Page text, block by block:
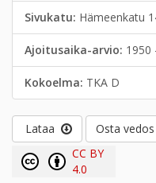
Sivukatu: Hämeenkatu
Ajoitusaika-arvio: 1950
Kokoelma: TKA D
Lataa
Osta vedos
CC BY
4.0